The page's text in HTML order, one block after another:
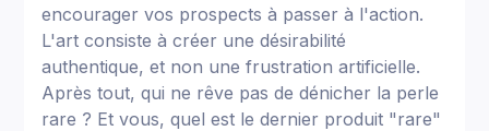
encourager vos prospects à passer à l'action.
L'art consiste à créer une désirabilité
authentique, et non une frustration artificielle.
Après tout, qui ne rêve pas de dénicher la perle
rare ? Et vous, quel est le dernier produit "rare"